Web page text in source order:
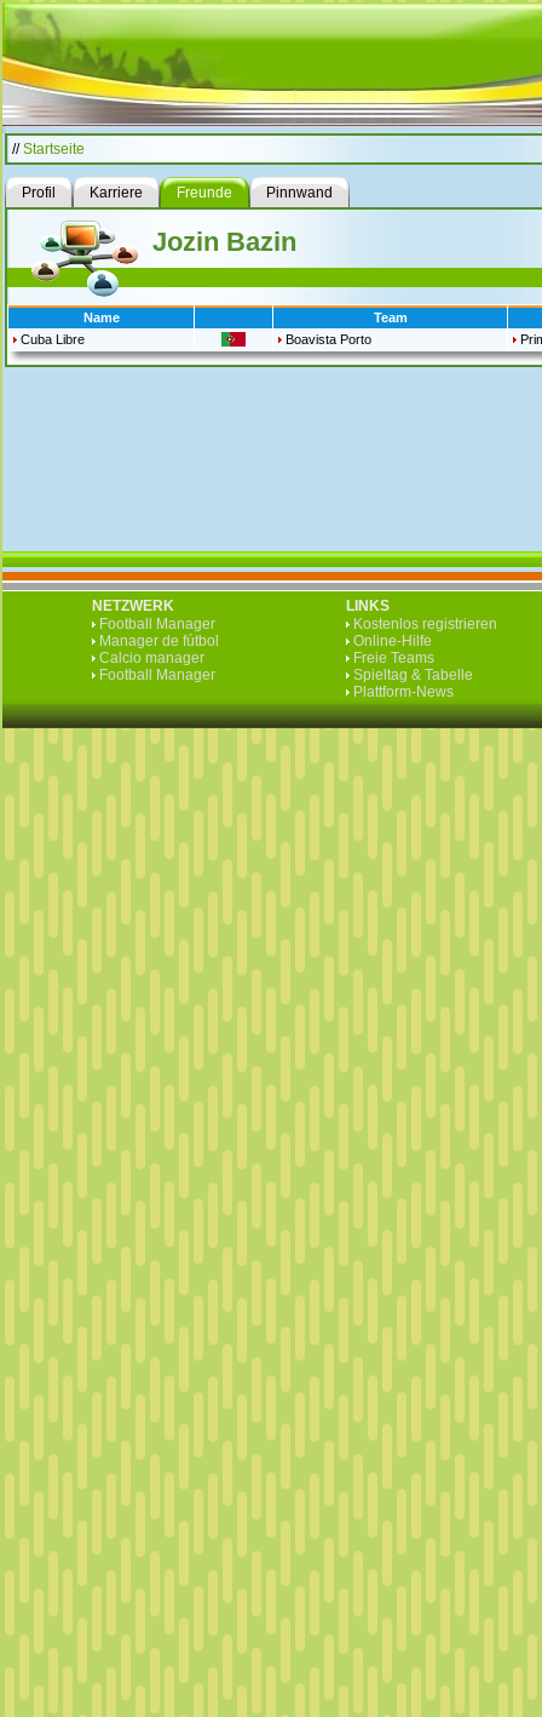
//Startseite
Profil Karriere Freunde Pinnwand
Jozin Bazin
Name
Team
Cuba Libre
Boavista Porto
NETZWERK
Football Manager
Manager de fútbol
Calcio manager
Football Manager
LINKS
Kostenlos registrieren
Online-Hilfe
Freie Teams
Spieltag & Tabelle
Plattform-News